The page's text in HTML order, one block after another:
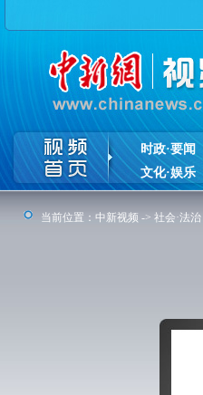
时政·要闻
文化·娱乐
当前位置： 中新视频 -> 社会·法治